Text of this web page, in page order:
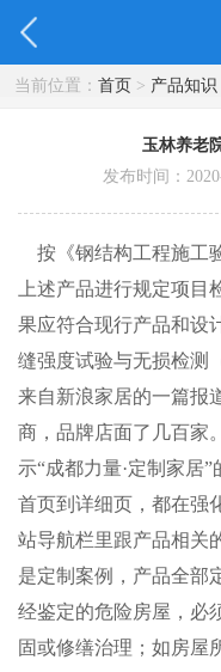
当前位置： 首页> 产品知识
玉林养老
发布时间：
按《钢结构工程施工
上述产品进行规定项
果应符合现行产品和设
缝强度试验与无损检
来自新浪家居的一篇报
商，品牌店面了几百家
示“成都力量·定制家居
首页到详细页，都在强
站导航栏里跟产品相关
是定制案例，产品全
经鉴定的危险房屋，必
固或修缮治理；如房屋